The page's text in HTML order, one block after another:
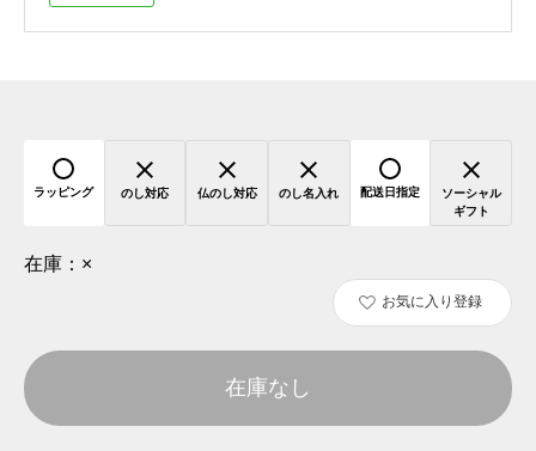
ラッピング のし対応 仏のし対応 のし名入れ 配送日指定
ソーシャル
ギフト
在庫： ×
お気に入り登録
在庫なし